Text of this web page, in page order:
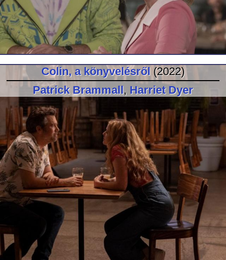
Colin, a könyvelésről (2022)
Patrick Brammall, Harriet Dyer